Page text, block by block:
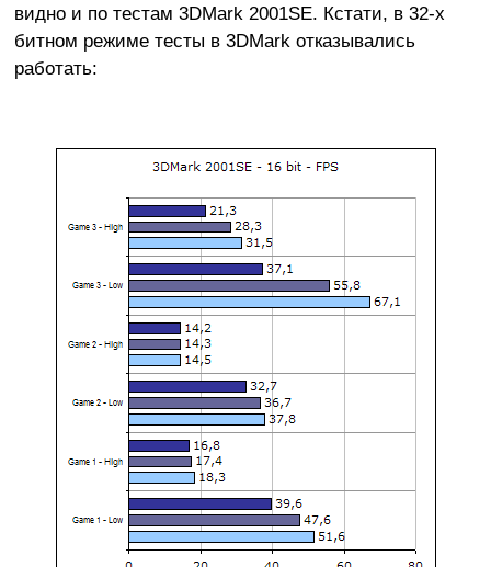
видно и по тестам 3DMark 2001SE. Кстати, в 32-х
битном режиме тесты в 3DMark отказывались
работать: